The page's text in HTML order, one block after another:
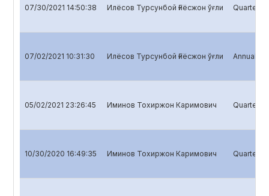
07/30/2021 14:50:38 Илёсов Турсунбой Ғиёсжон ўғли Quarterly
07/02/2021 10:31:30 Илёсов Турсунбой Ғиёсжон ўғли Annual
05/02/2021 23:26:45 Иминов Тохиржон Каримович Quarterly
10/30/2020 16:49:35 Иминов Тохиржон Каримович Quarterly